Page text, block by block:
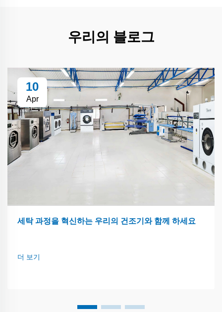
우리의 블로그
10
Apr
세탁 과정을 혁신하는 우리의 건조기와 함께 하세요
더 보기